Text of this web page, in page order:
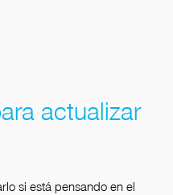
actualizar
si está pensando en el